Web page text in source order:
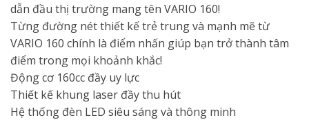
dẫn đầu thị trường mang tên VARIO 160!
Từng đường nét thiết kế trẻ trung và mạnh mẽ từ
VARIO 160 chính là điểm nhấn giúp bạn trở thành tâm
điểm trong mọi khoảnh khắc!
Động cơ 160cc đầy uy lực
Thiết kế khung laser đầy thu hút
Hệ thống đèn LED siêu sáng và thông minh